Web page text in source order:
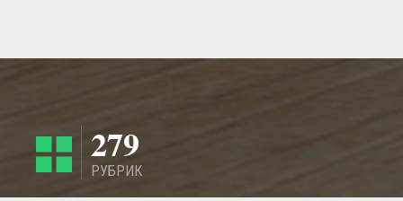
279
РУБРИК